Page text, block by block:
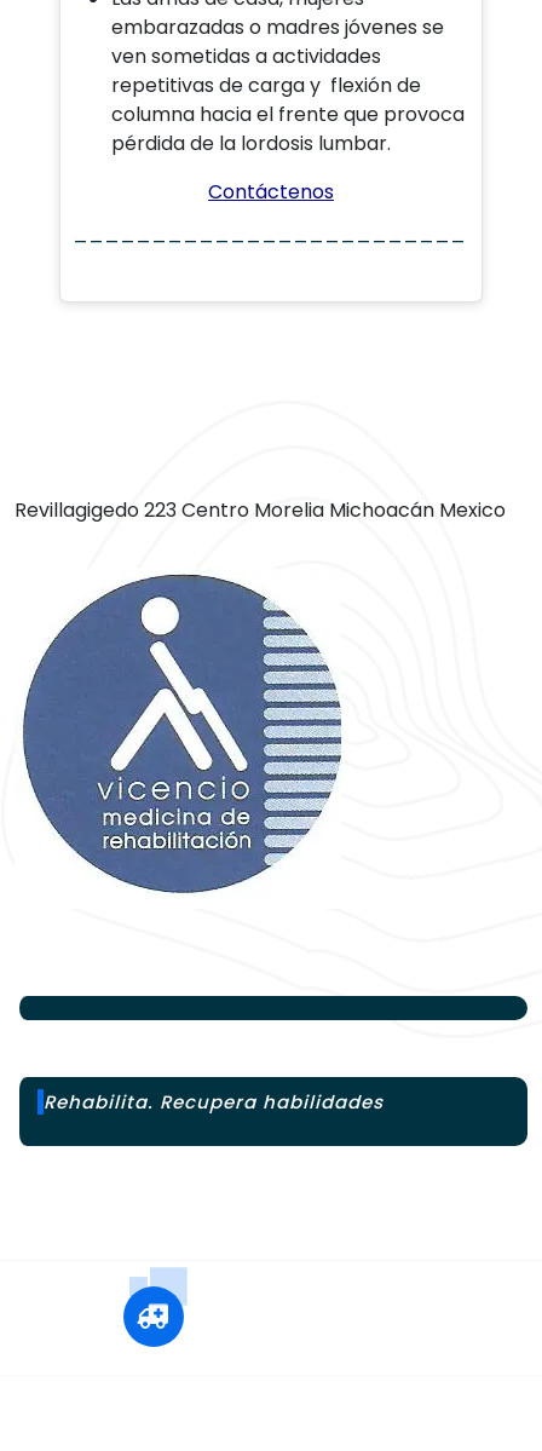
embarazadas o madres jóvenes se
ven sometidas a actividades
repetitivas de carga y flexión de
columna hacia el frente que provoca
pérdida de la lordosis lumbar.
Contáctenos
Revillagigedo 223 Centro Morelia Michoacán Mexico
Rehabilita. Recupera habilidades